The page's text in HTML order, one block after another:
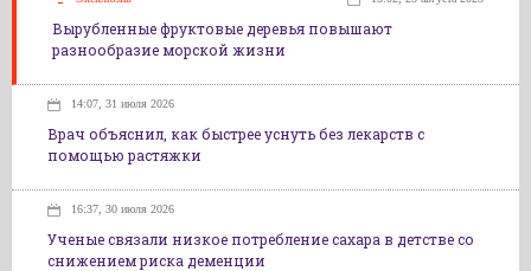
Вырубленные фруктовые деревья повышают
разнообразие морской жизни
14:07, 31 июля 2026
Врач объяснил, как быстрее уснуть без лекарств с
помощью растяжки
16:37, 30 июля 2026
Ученые связали низкое потребление сахара в детстве со
снижением риска деменции